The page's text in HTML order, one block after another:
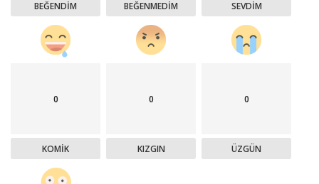
BEĞENDIM BEĞENMEDIM SEVDIM
0
KOMIK
0
KIZGIN
0
ÜZGÜN